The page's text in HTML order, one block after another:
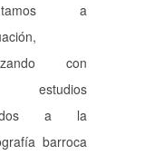
a
con
estudios
a la
barroca